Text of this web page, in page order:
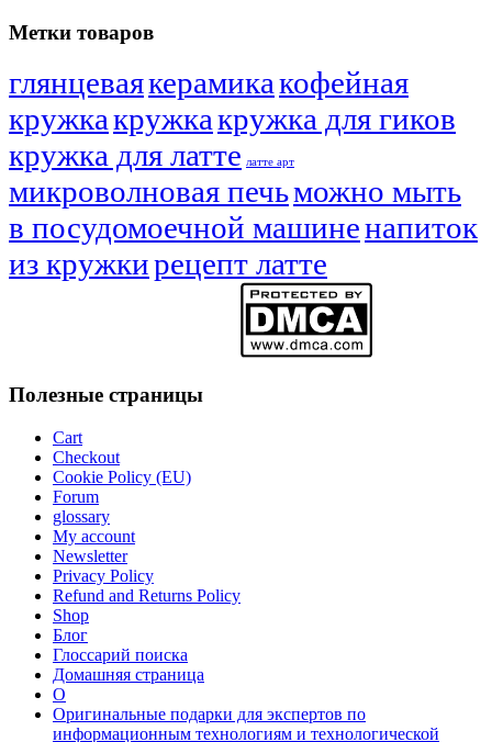
Метки товаров
глянцеваякерамикакофейная
кружкакружкакружка для гиков
кружка для латте латте арт
микроволновая печьможно мыть
в посудомоечной машиненапиток
из кружкирецепт латте
Полезные страницы
Cart
Checkout
Cookie Policy (EU)
Forum
glossary
My account
Newsletter
Privacy Policy
Refund and Returns Policy
Shop
Блог
Глоссарий поиска
Домашняя страница
О
Оригинальные подарки для экспертов по
информационным технологиям и технологической